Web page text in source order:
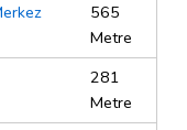
565
Metre
281
Metre